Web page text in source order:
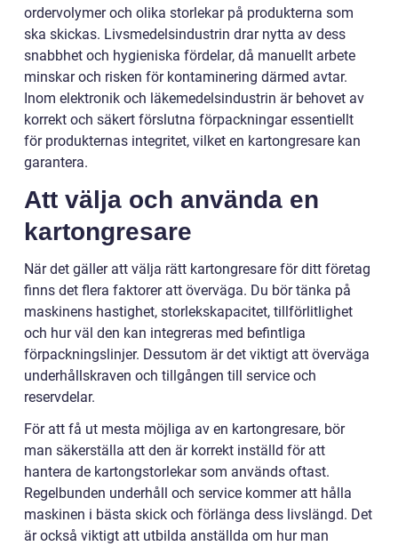
ordervolymer och olika storlekar på produkterna som
ska skickas. Livsmedelsindustrin drar nytta av dess
snabbhet och hygieniska fördelar, då manuellt arbete
minskar och risken för kontaminering därmed avtar.
Inom elektronik och läkemedelsindustrin är behovet av
korrekt och säkert förslutna förpackningar essentiellt
för produkternas integritet, vilket en kartongresare kan
garantera.
Att välja och använda en
kartongresare
När det gäller att välja rätt kartongresare för ditt företag
finns det flera faktorer att överväga. Du bör tänka på
maskinens hastighet, storlekskapacitet, tillförlitlighet
och hur väl den kan integreras med befintliga
förpackningslinjer. Dessutom är det viktigt att överväga
underhållskraven och tillgången till service och
reservdelar.
För att få ut mesta möjliga av en kartongresare, bör
man säkerställa att den är korrekt inställd för att
hantera de kartongstorlekar som används oftast.
Regelbunden underhåll och service kommer att hålla
maskinen i bästa skick och förlänga dess livslängd. Det
är också viktigt att utbilda anställda om hur man